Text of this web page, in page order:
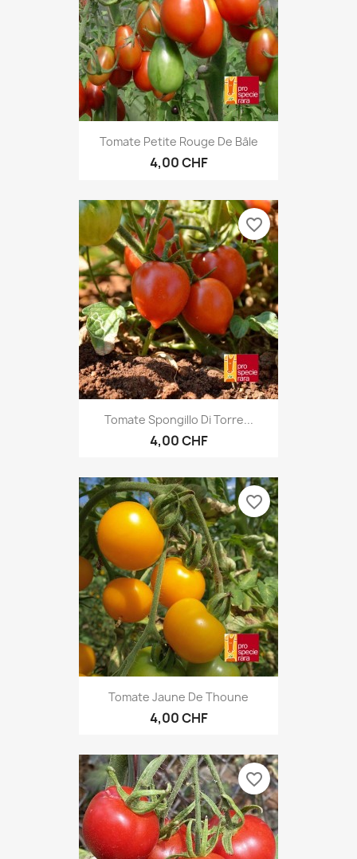
Tomate Petite Rouge De Bâle
4,00 CHF
Tomate Spongillo Di Torre...
4,00 CHF
favorite_border
Tomate Jaune De Thoune
4,00 CHF
favorite_border
favorite_border